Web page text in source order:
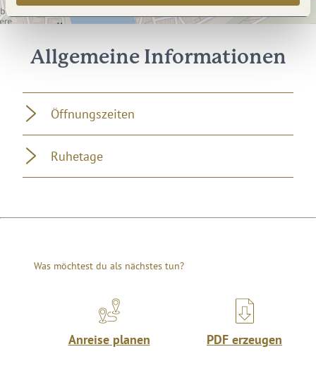
Allgemeine Informationen
Öffnungszeiten
Ruhetage
Was möchtest du als nächstes tun?
Anreise planen PDF erzeugen